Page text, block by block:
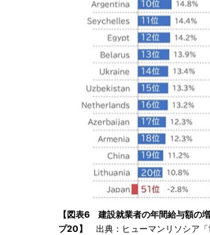
【図表6 建設就業者の年間給与額の
プ20】
出典：ヒューマンリソシア